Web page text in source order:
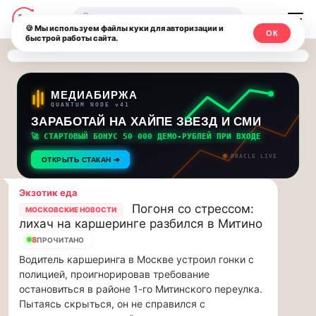
Последние
новости
и
обновления
потока:
Друзья,
приглашаем
на
музыкальную
прогулку
по
Москве
Чайковского!…
Друзья,
приглашаем
на
музыкальную
Москвичи.net
—
Главный
столичный
чат-
мессенджер,
новости
и
инсайды
Москвы
🔍
МЕДИАБИРЖА
QUANTUM NODE v41
ЗАРАБОТАЙ НА ХАЙПЕ ЗВЕЗД И СМИ
🚀 СТАРТОВЫЙ БОНУС 50 000 ДЕМО-РУБЛЕЙ ПРИ ВХОДЕ
ОТКРЫТЬ СТАКАН ➔ ORACLE LIVE
Экзотик еда
МОСКОВСКИЕ НОВОСТИ
Погоня со стрессом:
лихач на каршеринге разбился в Митино
8ПРОЧИТАНО
Водитель каршеринга в Москве устроил гонки с
полицией, проигнорировав требование
остановиться в районе 1-го Митинского переулка.
Пытаясь скрыться, он не справился с
🍪 Мы используем файлы куки для авторизации и
быстрой работы сайта.
ОК